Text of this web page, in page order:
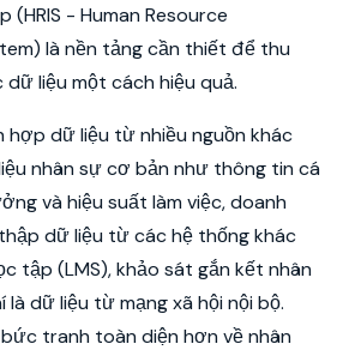
(HRIS - Human Resource
là nền tảng cần thiết để thu
liệu một cách hiệu quả.
hợp dữ liệu từ nhiều nguồn khác
nhân sự cơ bản như thông tin cá
và hiệu suất làm việc, doanh
dữ liệu từ các hệ thống khác
tập (LMS), khảo sát gắn kết nhân
là dữ liệu từ mạng xã hội nội bộ.
tranh toàn diện hơn về nhân